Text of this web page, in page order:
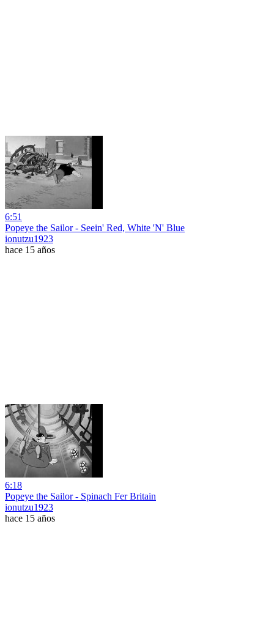
6:51
Popeye the Sailor - Seein' Red, White 'N' Blue
ionutzu1923
hace 15 años
6:18
Popeye the Sailor - Spinach Fer Britain
ionutzu1923
hace 15 años